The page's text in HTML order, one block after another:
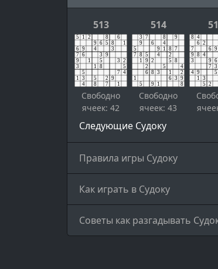
513
Свободно
ячеек: 42
514
Свободно
ячеек: 43
Следующие Судоку
Правила игры Судоку
Как играть в Судоку
Советы как разгадывать